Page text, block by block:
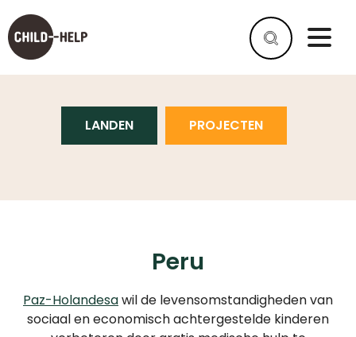
ALS
BEDRIJF
PERU
LANDEN PROJECTEN
Peru
Paz-Holandesawil de levensomstandigheden van
sociaal en economisch achtergestelde kinderen